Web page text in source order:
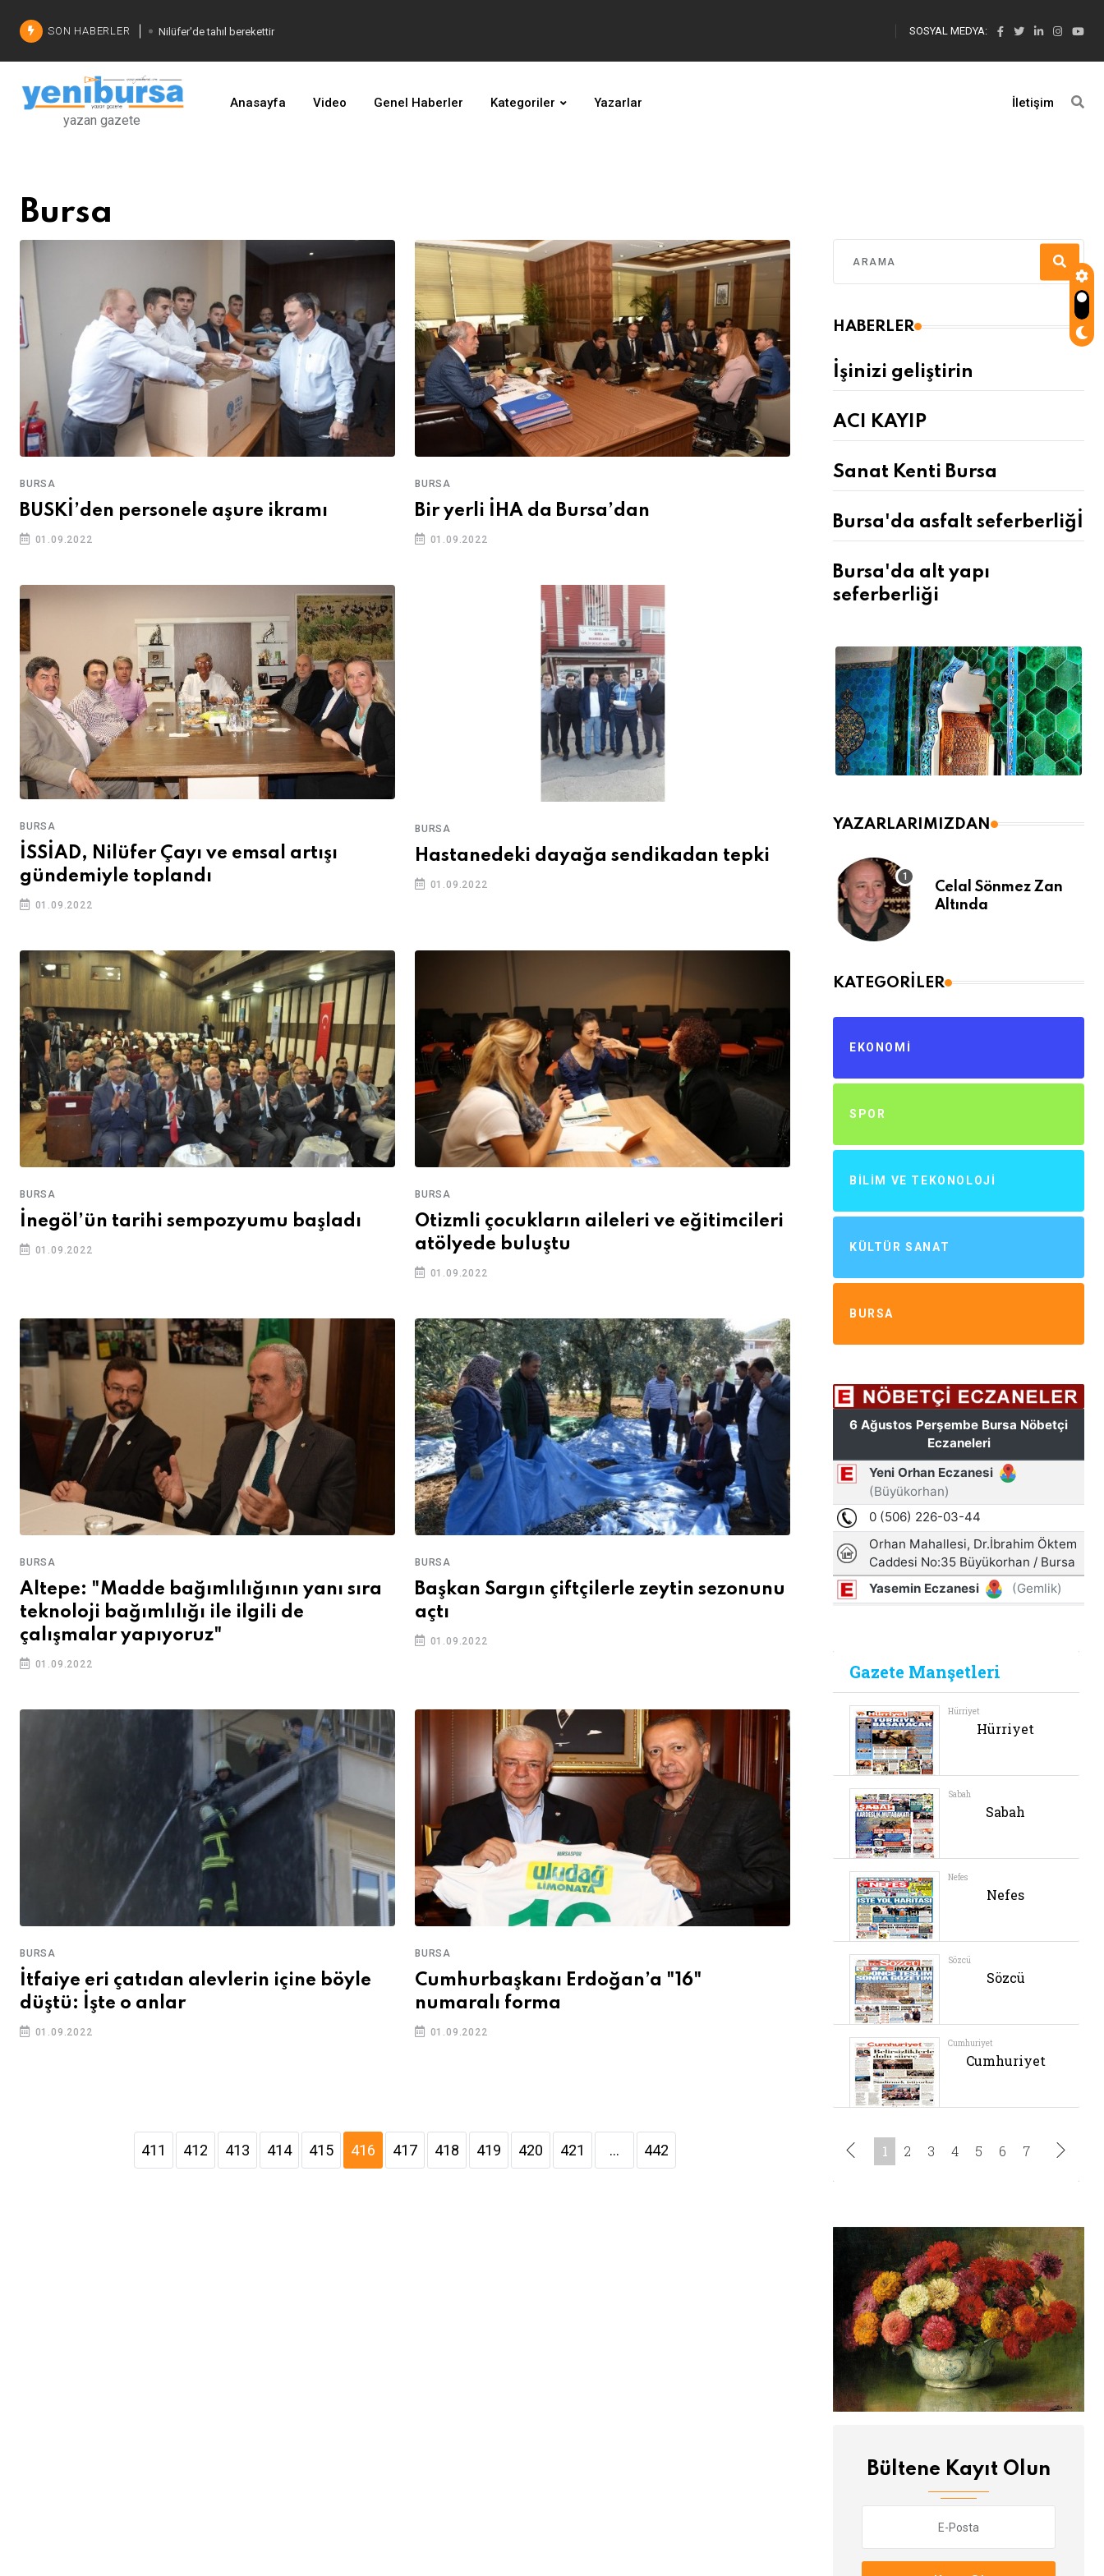
SON HABERLER Nilüfer'de tahıl berekettir
Şadi Özdemir'den çözüm
İşinizi geliştirin
SOSYAL MEDYA:
yazan gazete
Anasayfa Video Genel Haberler Kategoriler Yazarlar İletişim
Bursa
BURSA
BUSKİ’den personele aşure ikramı
01.09.2022
BURSA
Bir yerli İHA da Bursa’dan
01.09.2022
BURSA
İSSİAD, Nilüfer Çayı ve emsal artışı
gündemiyle toplandı
01.09.2022
BURSA
Hastanedeki dayağa sendikadan tepki
01.09.2022
BURSA
İnegöl’ün tarihi sempozyumu başladı
01.09.2022
BURSA
Otizmli çocukların aileleri ve eğitimcileri
atölyede buluştu
01.09.2022
BURSA
Altepe: "Madde bağımlılığının yanı sıra
teknoloji bağımlılığı ile ilgili de
çalışmalar yapıyoruz"
01.09.2022
BURSA
Başkan Sargın çiftçilerle zeytin sezonunu
açtı
01.09.2022
BURSA
İtfaiye eri çatıdan alevlerin içine böyle
düştü: İşte o anlar
01.09.2022
BURSA
Cumhurbaşkanı Erdoğan’a "16"
numaralı forma
01.09.2022
411 412 413 414 415 416 417 418 419 420 421 ... 442
HABERLER
İşinizi geliştirin
ACI KAYIP
Sanat Kenti Bursa
Bursa'da asfalt seferberliğİ
Bursa'da alt yapı
seferberliği
YAZARLARIMIZDAN
Celal Sönmez Zan
Altında
KATEGORILER
EKONOMI
SPOR
BILIM VE TEKONOLOJI
KÜLTÜR SANAT
BURSA
Bültene Kayıt Olun